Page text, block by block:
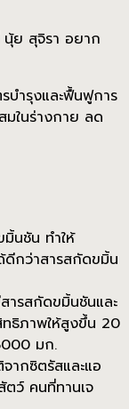
ย สุจิรา อยาก
บำรุงและฟื้นฟูการ
ในร่างกาย ลด
นชัน ทำให้
ดีกว่าสารสกัดขมิ้น
ารสกัดขมิ้นชันและ
ธิภาพให้สูงขึ้น 20
มก.
ากซิตรัสและแอ
ว์ คนที่ทานเจ